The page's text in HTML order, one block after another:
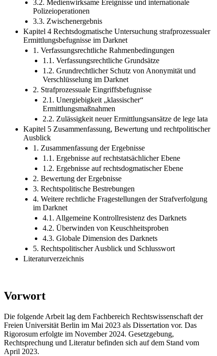
3.2. Medienwirksame Ereignisse und internationale
Polizeioperationen
3.3. Zwischenergebnis
Kapitel 4 Rechtsdogmatische Untersuchung strafprozessualer
Ermittlungsbefugnisse im Darknet
1. Verfassungsrechtliche Rahmenbedingungen
1.1. Verfassungsrechtliche Grundsätze
1.2. Grundrechtlicher Schutz von Anonymität und
Verschlüsselung im Darknet
2. Strafprozessuale Eingriffsbefugnisse
2.1. Unergiebigkeit „klassischer“
Ermittlungsmaßnahmen
2.2. Zulässigkeit neuer Ermittlungsansätze de lege lata
Kapitel 5 Zusammenfassung, Bewertung und rechtpolitischer
Ausblick
1. Zusammenfassung der Ergebnisse
1.1. Ergebnisse auf rechtstatsächlicher Ebene
1.2. Ergebnisse auf rechtsdogmatischer Ebene
2. Bewertung der Ergebnisse
3. Rechtspolitische Bestrebungen
4. Weitere rechtliche Fragestellungen der Strafverfolgung
im Darknet
4.1. Allgemeine Kontrollresistenz des Darknets
4.2. Überwinden von Keuschheitsproben
4.3. Globale Dimension des Darknets
5. Rechtspolitischer Ausblick und Schlusswort
Literaturverzeichnis
Vorwort
Die folgende Arbeit lag dem Fachbereich Rechtswissenschaft der
Freien Universität Berlin im Mai 2023 als Dissertation vor. Das
Rigorosum erfolgte im November 2024. Gesetzgebung,
Rechtsprechung und Literatur befinden sich auf dem Stand vom
April 2023.